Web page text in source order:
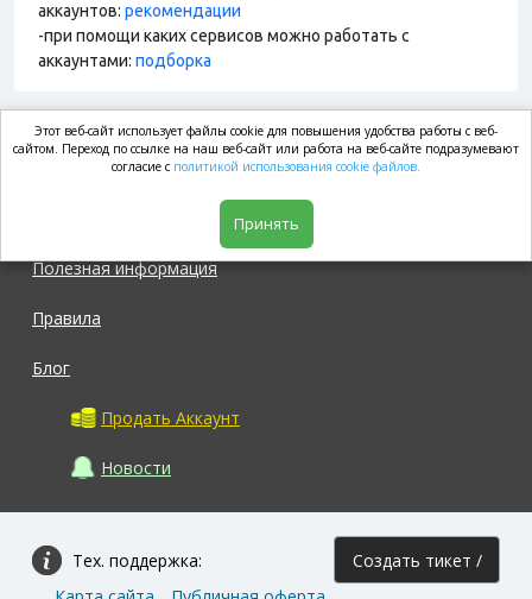
аккаунтов: рекомендации
-при помощи каких сервисов можно работать с
аккаунтами: подборка
market.com
Полезная информация
Правила
Блог
Продать Аккаунт
Новости
Тех. поддержка: Создать тикет /
Этот веб-сайт использует файлы cookie для повышения удобства работы с веб-
сайтом. Переход по ссылке на наш веб-сайт или работа на веб-сайте подразумевают
согласие с политикой использования cookie файлов.
Принять